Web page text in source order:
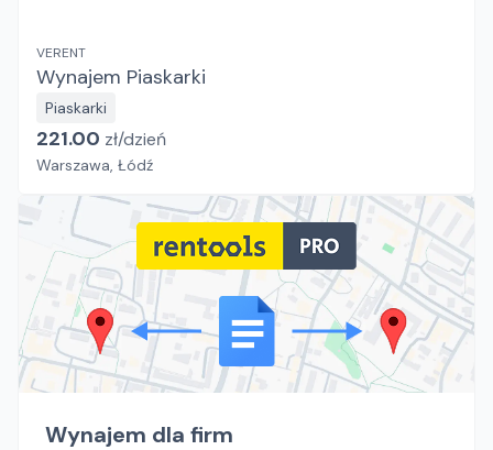
VERENT
Wynajem Piaskarki
Piaskarki
221.00 zł/dzień
Warszawa, Łódź
Wynajem dla firm